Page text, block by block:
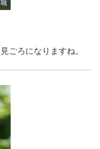
ごろになりますね。